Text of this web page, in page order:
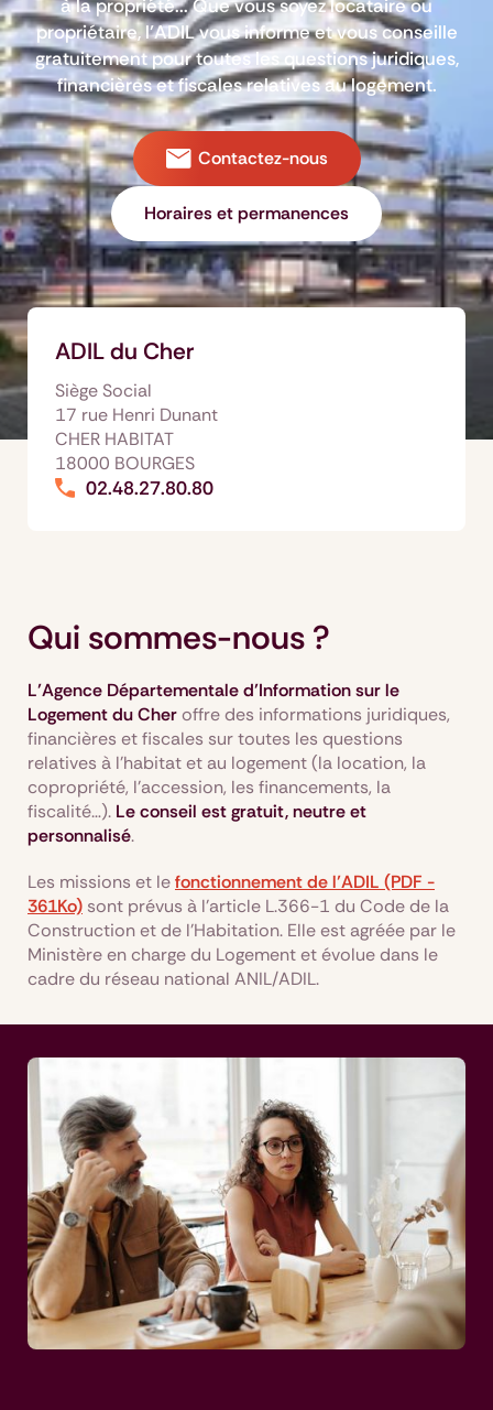
à la propriété... Que vous soyez locataire ou
propriétaire, l’ADIL vous informe et vous conseille
gratuitement pour toutes les questions juridiques,
financières et fiscales relatives au logement.
Contactez-nous
Horaires et permanences
ADIL du Cher
Siège Social
17 rue Henri Dunant
CHER HABITAT
18000 BOURGES
02.48.27.80.80
Qui sommes-nous ?
L’Agence Départementale d’Information sur le
Logement du Cheroffre des informations juridiques,
financières et fiscales sur toutes les questions
relatives à l’habitat et au logement (la location, la
copropriété, l'accession, les financements, la
fiscalité…). Le conseil est gratuit, neutre et
personnalisé.
Les missions et lefonctionnement de l’ADIL (PDF -
361Ko) sont prévus à l’article L.366-1 du Code de la
Construction et de l’Habitation. Elle est agréée par le
Ministère en charge du Logement et évolue dans le
cadre du réseau national ANIL/ADIL.